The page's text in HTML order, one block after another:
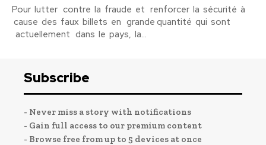
Pour lutter contre la fraude et renforcer la sécurité à
cause des faux billets en grande quantité qui sont
actuellement dans le pays, la...
Subscribe
- Never miss a story with notifications
- Gain full access to our premium content
- Browse free from up to 5 devices at once